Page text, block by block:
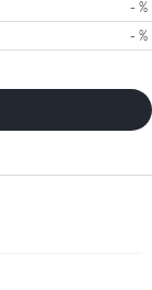
- %
- %